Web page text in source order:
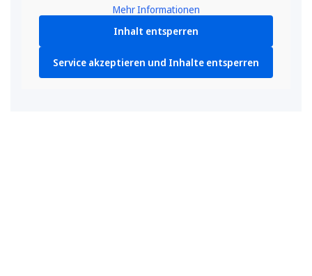
Mehr Informationen
Inhalt entsperren
Service akzeptieren und Inhalte entsperren